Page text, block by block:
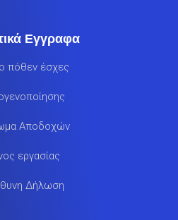
Εγγραφα
πόθεν έσχες
Αποδοχών
εργασίας
Δήλωση